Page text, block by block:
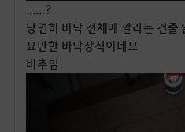
......?
당연히 바닥 전체에 깔리는 건줄
요만한 바닥장식이네요
비추임